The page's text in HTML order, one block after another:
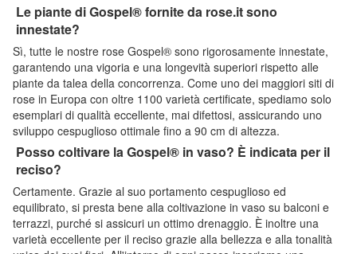
Le piante di Gospel® fornite da rose.it sono
innestate?
Sì, tutte le nostre rose Gospel® sono rigorosamente innestate,
garantendo una vigoria e una longevità superiori rispetto alle
piante da talea della concorrenza. Come uno dei maggiori siti di
rose in Europa con oltre 1100 varietà certificate, spediamo solo
esemplari di qualità eccellente, mai difettosi, assicurando uno
sviluppo cespuglioso ottimale fino a 90 cm di altezza.
Posso coltivare la Gospel® in vaso? È indicata per il
reciso?
Certamente. Grazie al suo portamento cespuglioso ed
equilibrato, si presta bene alla coltivazione in vaso su balconi e
terrazzi, purché si assicuri un ottimo drenaggio. È inoltre una
varietà eccellente per il reciso grazie alla bellezza e alla tonalità